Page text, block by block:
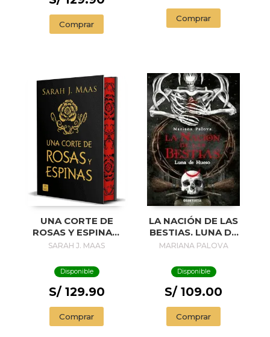
Comprar
Comprar
UNA CORTE DE
ROSAS Y ESPINAS.
EDICIÓN ESPECIAL
SARAH J. MAAS
Disponible
S/ 129.90
Comprar
LA NACIÓN DE LAS
BESTIAS. LUNA DE
HUESO
MARIANA PALOVA
Disponible
S/ 109.00
Comprar